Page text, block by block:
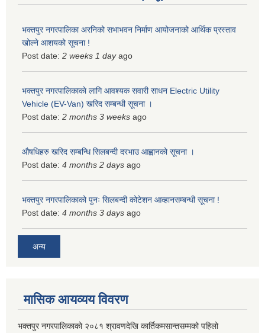
भक्तपुर नगरपालिका अरनिको सभाभवन निर्माण आयोजनाको आर्थिक प्रस्ताव
खोल्ने आशयको सूचना !
Post date: 2 weeks 1 dayago
भक्तपुर नगरपालिकाकाे लागि आवश्यक सवारी साधन Electric Utility
Vehicle (EV-Van) खरिद सम्बन्धी सूचना ।
Post date: 2 months 3 weeks ago
औषधिहरु खरिद सम्बन्धि सिलबन्दी दरभाउ आह्वानको सूचना ।
Post date: 4 months 2 days ago
भक्तपुर नगरपालिकाको पुनः सिलबन्दी कोटेशन आव्हानसम्बन्धी सूचना !
Post date: 4 months 3 days ago
अन्य
मासिक आयव्यय विवरण
भक्तपुर नगरपालिकाको २०८१ श्रावणदेखि कार्तिकमसान्तसम्मको पहिलो